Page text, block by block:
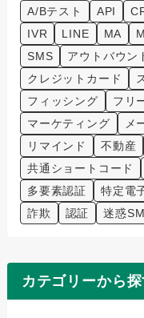
A/Bテスト API
IVR
LINE MA
SMS
アウトバウン
クレジットカード
フィッシング
フリ
マーケティング
メ
リマインド
不動産
共通ショートコード
多要素認証
特定電
詐欺
認証 迷惑
カテゴリーから